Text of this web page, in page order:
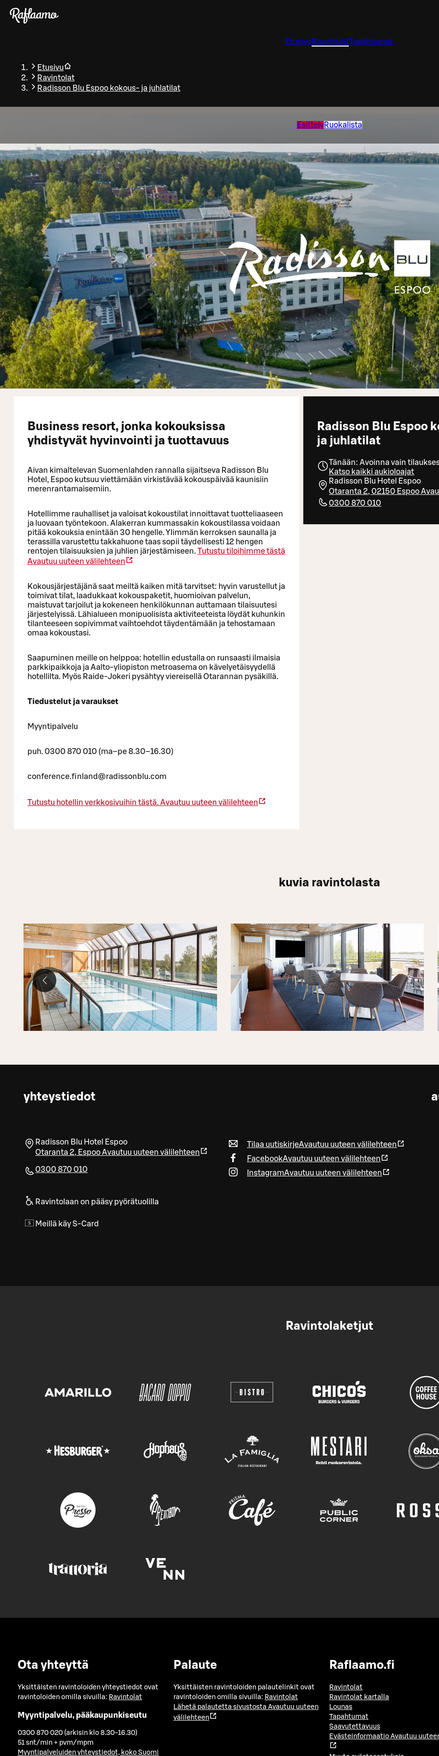
Siirry pääsisältöön
Etusivu RavintolatTapahtumat
Etusivu
Ravintolat
Radisson Blu Espoo kokous- ja juhlatilat
EsittelyRuokalista
Radisson Blu Espoo
ja juhlatilat
Tänään: Avoinna vain
Katso kaikki aukioloajat
Radisson Blu Hotel Espoo
Otaranta 2, 02150 Espoo
0300 870 010
Business resort, jonka kokouksissa
yhdistyvät hyvinvointi ja tuottavuus
Aivan kimaltelevan Suomenlahden rannalla sijaitseva Radisson Blu
Hotel, Espoo kutsuu viettämään virkistävää kokouspäivää kaunisiin
merenrantamaisemiin.
Hotellimme rauhalliset ja valoisat kokoustilat innoittavat tuotteliaaseen
ja luovaan työntekoon. Alakerran kummassakin kokoustilassa voidaan
pitää kokouksia enintään 30 hengelle. Ylimmän kerroksen saunalla ja
terassilla varustettu takkahuone taas sopii täydellisesti 12 hengen
rentojen tilaisuuksien ja juhlien järjestämiseen. Tutustu tiloihimme tästä
Avautuu uuteen välilehteen
Kokousjärjestäjänä saat meiltä kaiken mitä tarvitset: hyvin varustellut ja
toimivat tilat, laadukkaat kokouspaketit, huomioivan palvelun,
maistuvat tarjoilut ja kokeneen henkilökunnan auttamaan tilaisuutesi
järjestelyissä. Lähialueen monipuolisista aktiviteeteista löydät kuhunkin
tilanteeseen sopivimmat vaihtoehdot täydentämään ja tehostamaan
omaa kokoustasi.
Saapuminen meille on helppoa: hotellin edustalla on runsaasti ilmaisia
parkkipaikkoja ja Aalto-yliopiston metroasema on kävelyetäisyydellä
hotellilta. Myös Raide-Jokeri pysähtyy viereisellä Otarannan pysäkillä.
Tiedustelut ja varaukset
Myyntipalvelu
puh. 0300 870 010 (ma–pe 8.30–16.30)
conference.finland@radissonblu.com
Tutustu hotellin verkkosivuihin tästä. Avautuu uuteen välilehteen
kuvia ravintolasta
yhteystiedot
Radisson Blu Hotel Espoo
Otaranta 2, EspooAvautuu uuteen välilehteen
0300 870 010
Ravintolaan on pääsy pyörätuolilla
Meillä käy S-Card
Tilaa uutiskirjeAvautuu uuteen välilehteen
FacebookAvautuu uuteen välilehteen
InstagramAvautuu uuteen välilehteen
Ravintolaketjut
Ota yhteyttä
Yksittäisten ravintoloiden yhteystiedot ovat
ravintoloiden omilla sivuilla: Ravintolat
Myyntipalvelu, pääkaupunkiseutu
0300 870 020 (arkisin klo 8.30-16.30)
51 snt/min + pvm/mpm
Myyntipalveluiden yhteystiedot, koko Suomi
Palaute
Yksittäisten ravintoloiden palautelinkit ovat
ravintoloiden omilla sivuilla: Ravintolat
Lähetä palautetta sivustosta Avautuu uuteen
välilehteen
Raflaamo.fi
Ravintolat
Ravintolat kartalla
Lounas
Tapahtumat
Saavutettavuus
Evästeinformaatio Avautuu